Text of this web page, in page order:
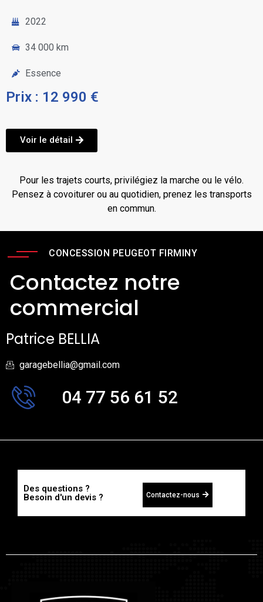
2022
34 000 km
Essence
Prix : 12 990 €
Voir le détail
Pour les trajets courts, privilégiez la marche ou le vélo.
Pensez à covoiturer ou au quotidien, prenez les transports
en commun.
CONCESSION PEUGEOT FIRMINY
Contactez notre
commercial
Patrice BELLIA
garagebellia@gmail.com
04 77 56 61 52
Des questions ?
Besoin d'un devis ?
Contactez-nous